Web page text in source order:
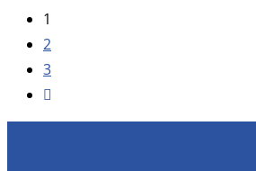
1
2
3
Zur
nächsten